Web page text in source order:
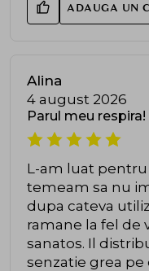
ADAUGA UN
Alina
4 august 2026
Parul meu respira!
L-am luat pentru
temeam sa nu
dupa cateva
ramane la fel de
sanatos. Il
senzatie grea pe